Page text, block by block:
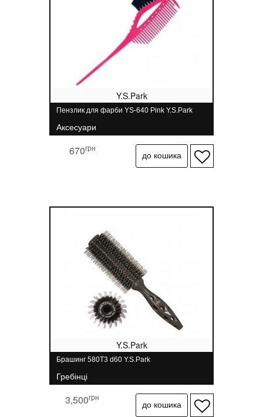
Y.S.Park
Пензлик для фарби YS-640 Pink Y.S.Park
Аксесуари
670грн
Y.S.Park
Брашинг 580T3 d60 Y.S.Park
Гребінці
3,500грн